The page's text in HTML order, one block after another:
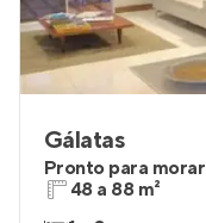
Gálatas
Pronto para morar
48 a 88 m²